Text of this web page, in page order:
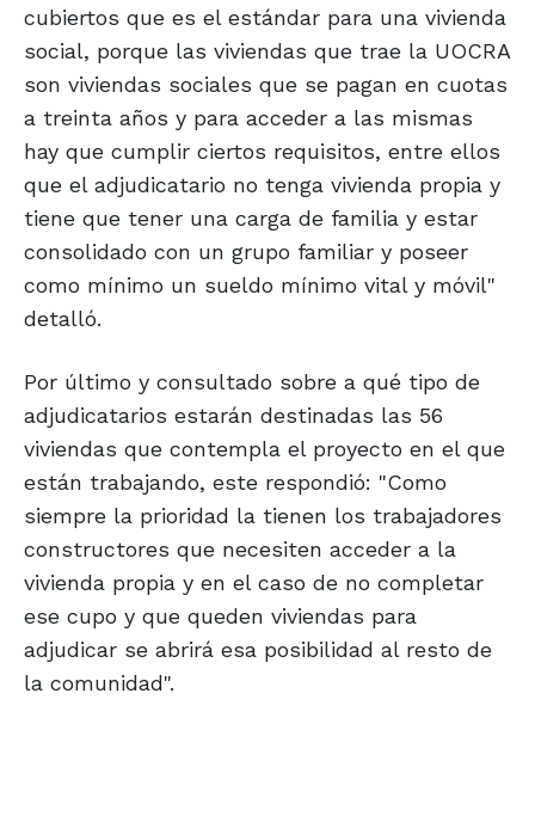
cubiertos que es el estándar para una vivienda
social, porque las viviendas que trae la UOCRA
son viviendas sociales que se pagan en cuotas
a treinta años y para acceder a las mismas
hay que cumplir ciertos requisitos, entre ellos
que el adjudicatario no tenga vivienda propia y
tiene que tener una carga de familia y estar
consolidado con un grupo familiar y poseer
como mínimo un sueldo mínimo vital y móvil"
detalló.
Por último y consultado sobre a qué tipo de
adjudicatarios estarán destinadas las 56
viviendas que contempla el proyecto en el que
están trabajando, este respondió: "Como
siempre la prioridad la tienen los trabajadores
constructores que necesiten acceder a la
vivienda propia y en el caso de no completar
ese cupo y que queden viviendas para
adjudicar se abrirá esa posibilidad al resto de
la comunidad".